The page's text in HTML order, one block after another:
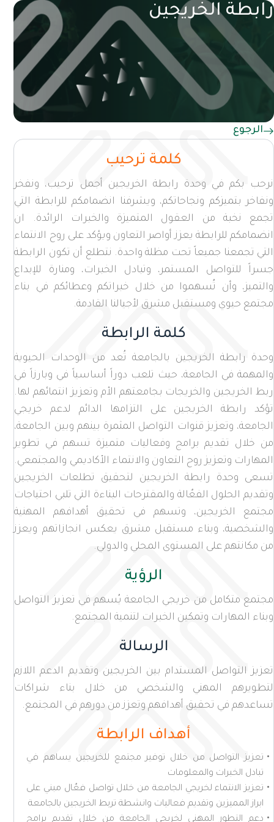
رابطة الخريجين
الرجوع
كلمة ترحيب
نرحب بكم في وحدة رابطة الخريجين أجمل ترحيب، ونفخر
ونفاخر بتميزكم ونجاحاتكم، ويشرفنا انضمامكم للرابطة التي
تجمع نخبة من العقول المتميزة والخبرات الرائدة. ان
انضمامكم للرابطة يعزز أواصر التعاون ويؤكد على روح الانتماء
التي تجمعنا جميعاً تحت مظلة واحدة. نتطلع أن تكون الرابطة
جسراً للتواصل المستمر، وتبادل الخبرات، ومنارة للإبداع
والتميز، وأن تُسهموا من خلال خبراتكم وعطائكم في بناء
مجتمع حيوي ومستقبل مشرق لأجيالنا القادمة.
كلمة الرابطة
وحدة رابطة الخريجين بالجامعة تُعد من الوحدات الحيوية
والمهمة في الجامعة، حيث تلعب دوراً أساسياً في وبارزاً في
ربط الخريجين والخريجات بجامعتهم الأم وتعزيز انتمائهم لها.
تؤكد رابطة الخريجين على التزامها الدائم لدعم خريجي
الجامعة، وتعزيز قنوات التواصل المثمرة بينهم وبين الجامعة،
من خلال تقديم برامج وفعاليات متميزة تسهم في تطوير
المهارات وتعزيز روح التعاون والانتماء الأكاديمي والمجتمعي.
تسعى وحدة رابطة الخريجين لتحقيق تطلعات الخريجين
وتقديم الحلول الفعٌالة والمقترحات البناءة التي تلبي احتياجات
مجتمع الخريجين، وتسهم في تحقيق أهدافهم المهنية
والشخصية، وبناء مستقبل مشرق يعكس انجازاتهم ويعزز
من مكانتهم على المستوى المحلي والدولي.
الرؤية
مجتمع متكامل من خريجي الجامعة يُسهم في تعزيز التواصل
وبناء المهارات وتمكين الخبرات لتنمية المجتمع.
الرسالة
تعزيز التواصل المستدام بين الخريجين وتقديم الدعم اللازم
لتطويرهم المهني والشخصي من خلال بناء شراكات
تساعدهم في تحقيق أهدافهم وتعزز من دورهم في المجتمع.
أهداف الرابطة
تعزيز التواصل من خلال توفير مجتمع للخريجين يساهم في
تبادل الخبرات والمعلومات
تعزيز الانتماء لخريجي الجامعة من خلال تواصل فعٌال مبني على
ابراز المميزين وتقديم فعاليات وانشطة تربط الخريجين بالجامعة
دعم التطور المهني لخريجي الجامعة من خلال تقديم برامج